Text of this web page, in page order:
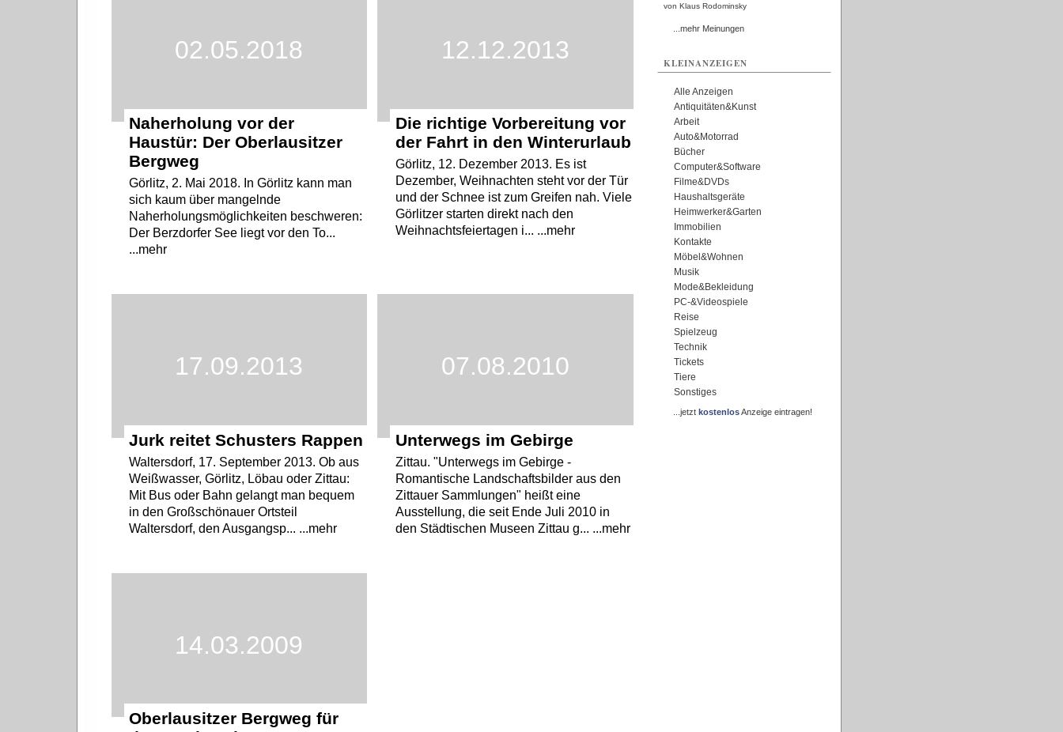
02.05.2018
Naherholung vor der
Haustür: Der Oberlausitzer
Bergweg
Görlitz, 2. Mai 2018. In Görlitz kann man
sich kaum über mangelnde
Naherholungsmöglichkeiten beschweren:
Der Berzdorfer See liegt vor den To...
...mehr
12.12.2013
Die richtige Vorbereitung vor
der Fahrt in den Winterurlaub
Görlitz, 12. Dezember 2013. Es ist
Dezember, Weihnachten steht vor der Tür
und der Schnee ist zum Greifen nah. Viele
Görlitzer starten direkt nach den
Weihnachtsfeiertagen i... ...mehr
17.09.2013
Jurk reitet Schusters Rappen
Waltersdorf, 17. September 2013. Ob aus
Weißwasser, Görlitz, Löbau oder Zittau:
Mit Bus oder Bahn gelangt man bequem
in den Großschönauer Ortsteil
Waltersdorf, den Ausgangsp... ...mehr
07.08.2010
Unterwegs im Gebirge
Zittau. "Unterwegs im Gebirge -
Romantische Landschaftsbilder aus den
Zittauer Sammlungen" heißt eine
Ausstellung, die seit Ende Juli 2010 in
den Städtischen Museen Zittau g... ...mehr
14.03.2009
Oberlausitzer Bergweg für
von Klaus Rodominsky
...mehr Meinungen
KLEINANZEIGEN
Alle Anzeigen
Antiquitäten&Kunst
Arbeit
Auto&Motorrad
Bücher
Computer&Software
Filme&DVDs
Haushaltsgeräte
Heimwerker&Garten
Immobilien
Kontakte
Möbel&Wohnen
Musik
Mode&Bekleidung
PC-&Videospiele
Reise
Spielzeug
Technik
Tickets
Tiere
Sonstiges
...jetzt kostenlosAnzeige eintragen!